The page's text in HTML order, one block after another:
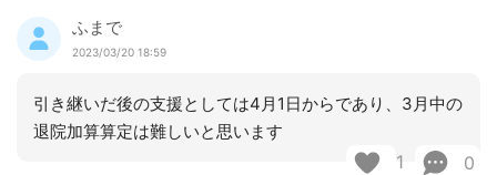
ふまで
2023/03/20 18:59
引き継いだ後の支援としては4月1日からであり、3月中の
退院加算算定は難しいと思います
1 0